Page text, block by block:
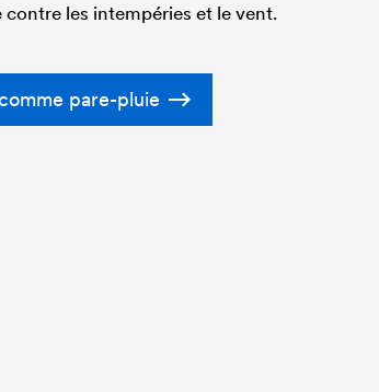
les intempéries et le vent.
pare-pluie